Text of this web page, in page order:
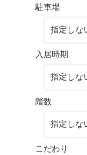
駐車場
入居時期
階数
こだわり